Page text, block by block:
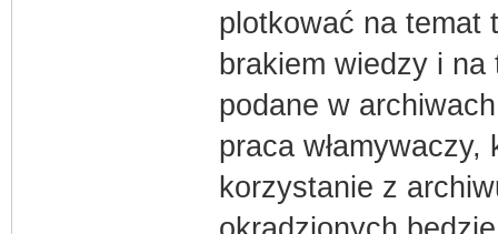
plotkować na temat
brakiem wiedzy i
podane w
praca
korzystanie z